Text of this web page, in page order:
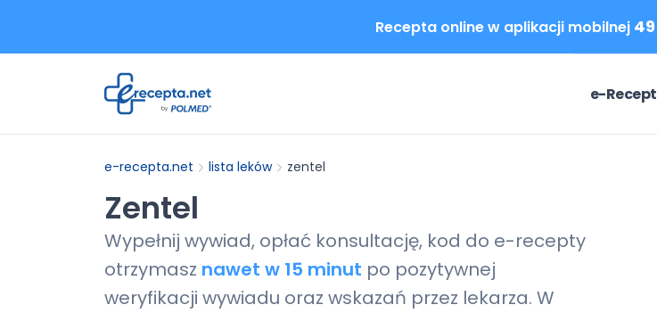
Recepta online w aplikacji mobilnej 49
e-
e-recepta.net lista leków zentel
Zentel
Wypełnij wywiad, opłać konsultację, kod do e-recepty
otrzymasz nawet w 15 minut po pozytywnej
weryfikacji wywiadu oraz wskazań przez lekarza. W